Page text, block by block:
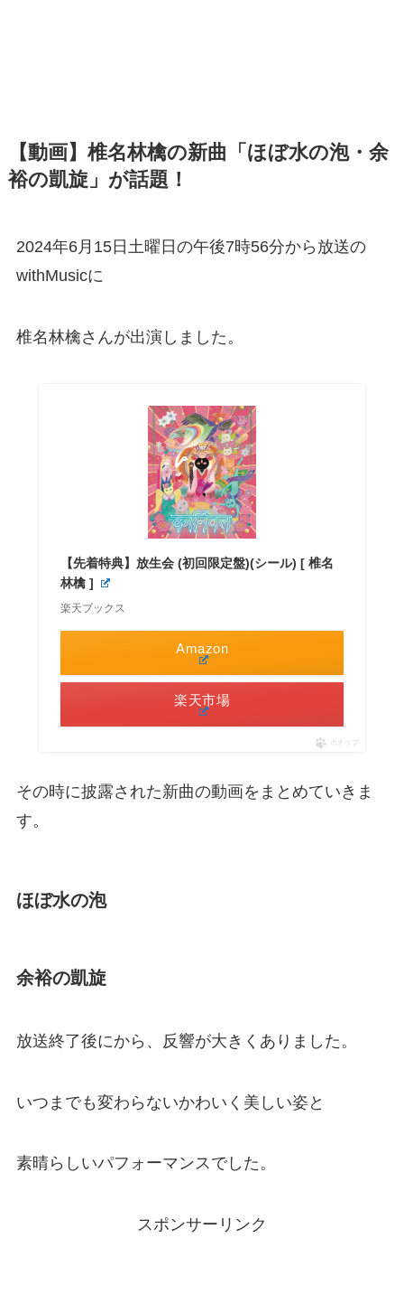
【動画】椎名林檎の新曲「ほぼ水の泡・余
裕の凱旋」が話題！
2024年6月15日土曜日の午後7時56分から放送の
withMusicに
椎名林檎さんが出演しました。
【先着特典】放生会 (初回限定盤)(シール) [ 椎名
林檎 ]
楽天ブックス
Amazon
楽天市場
ポチップ
その時に披露された新曲の動画をまとめていきま
す。
ほぼ水の泡
余裕の凱旋
放送終了後にから、反響が大きくありました。
いつまでも変わらないかわいく美しい姿と
素晴らしいパフォーマンスでした。
スポンサーリンク